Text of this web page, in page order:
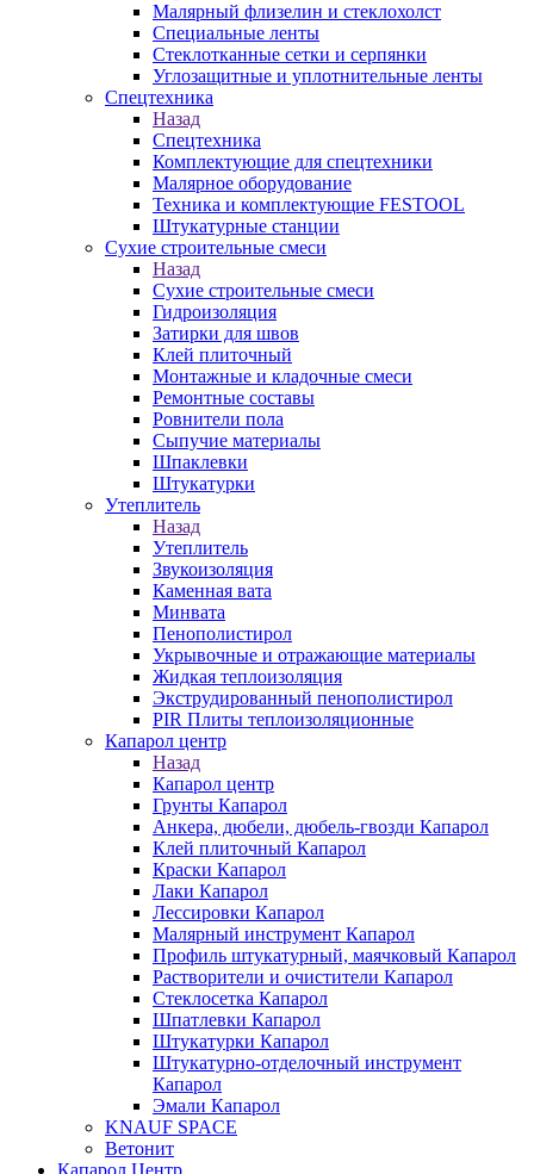
Малярный флизелин и стеклохолст
Специальные ленты
Стеклотканные сетки и серпянки
Углозащитные и уплотнительные ленты
Спецтехника
Назад
Спецтехника
Комплектующие для спецтехники
Малярное оборудование
Техника и комплектующие FESTOOL
Штукатурные станции
Сухие строительные смеси
Назад
Сухие строительные смеси
Гидроизоляция
Затирки для швов
Клей плиточный
Монтажные и кладочные смеси
Ремонтные составы
Ровнители пола
Сыпучие материалы
Шпаклевки
Штукатурки
Утеплитель
Назад
Утеплитель
Звукоизоляция
Каменная вата
Минвата
Пенополистирол
Укрывочные и отражающие материалы
Жидкая теплоизоляция
Экструдированный пенополистирол
PIR Плиты теплоизоляционные
Капарол центр
Назад
Капарол центр
Грунты Капарол
Анкера, дюбели, дюбель-гвозди Капарол
Клей плиточный Капарол
Краски Капарол
Лаки Капарол
Лессировки Капарол
Малярный инструмент Капарол
Профиль штукатурный, маячковый Капарол
Растворители и очистители Капарол
Cтеклосетка Капарол
Шпатлевки Капарол
Штукатурки Капарол
Штукатурно-отделочный инструмент
Капарол
Эмали Капарол
KNAUF SPACE
Ветонит
Капарол Центр